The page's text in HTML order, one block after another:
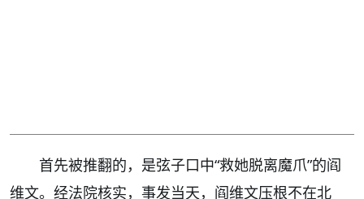
首先被推翻的，是弦子口中“救她脱离魔爪”的阎
维文。经法院核实，事发当天，阎维文压根不在北